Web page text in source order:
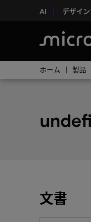
AI デザイ
ホーム 製品
文書